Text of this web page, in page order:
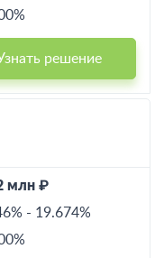
решение
млн ₽
- 19.674%